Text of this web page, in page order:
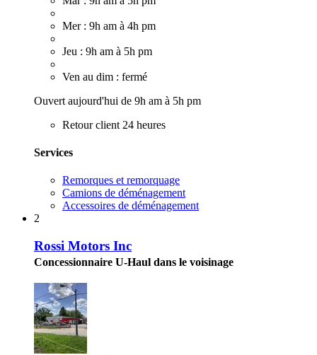
Mer : 9h am à 4h pm
Jeu : 9h am à 5h pm
Ven au dim : fermé
Ouvert aujourd'hui de 9h am à 5h pm
Retour client 24 heures
Services
Remorques et remorquage
Camions de déménagement
Accessoires de déménagement
2
Rossi Motors Inc
Concessionnaire U-Haul dans le voisinage